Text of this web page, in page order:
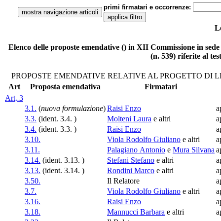
primi firmatari e occorrenze:
Elenco delle proposte emendative () in XII Commissione in
(n. 539) riferite al
PROPOSTE EMENDATIVE RELATIVE AL PROGETTO DI
Art
Proposta emendativa
Firmatari
Art. 3
3.1. (nuova formulazione)Raisi Enzo
3.3. (ident. 3.4. ) Molteni Laura e altri
3.4. (ident. 3.3. ) Raisi Enzo
3.10.
Viola Rodolfo Giuliano e altri
3.11.
Palagiano Antonio e Mura Silvana
3.14. (ident. 3.13. ) Stefani Stefano e altri
3.13. (ident. 3.14. ) Rondini Marco e altri
3.50.
Il Relatore
3.7.
Viola Rodolfo Giuliano e altri
3.16.
Raisi Enzo
3.18.
Mannucci Barbara e altri